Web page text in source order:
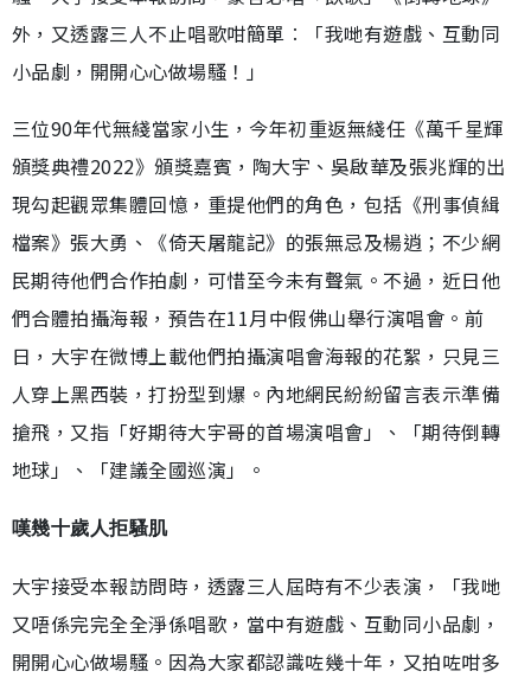
外，又透露三人不止唱歌咁簡單︰「我哋有遊戲、互動同
小品劇，開開心心做場騷！」
三位90年代無綫當家小生，今年初重返無綫任《萬千星輝
頒獎典禮2022》頒獎嘉賓，陶大宇、吳啟華及張兆輝的出
現勾起觀眾集體回憶，重提他們的角色，包括《刑事偵緝
檔案》張大勇、《倚天屠龍記》的張無忌及楊逍；不少網
民期待他們合作拍劇，可惜至今未有聲氣。不過，近日他
們合體拍攝海報，預告在11月中假佛山舉行演唱會。前
日，大宇在微博上載他們拍攝演唱會海報的花絮，只見三
人穿上黑西裝，打扮型到爆。內地網民紛紛留言表示準備
搶飛，又指「好期待大宇哥的首場演唱會」、「期待倒轉
地球」、「建議全國巡演」。
嘆幾十歲人拒騷肌
大宇接受本報訪問時，透露三人屆時有不少表演，「我哋
又唔係完完全全淨係唱歌，當中有遊戲、互動同小品劇，
開開心心做場騷。因為大家都認識咗幾十年，又拍咗咁多